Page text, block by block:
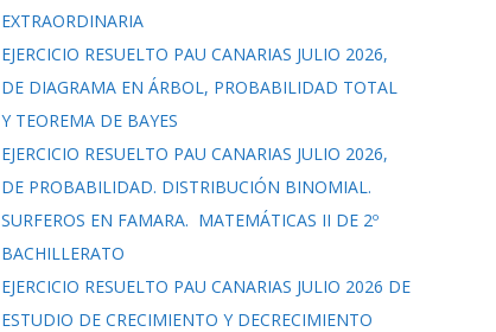
EXTRAORDINARIA
EJERCICIO RESUELTO PAU CANARIAS JULIO 2026,
DE DIAGRAMA EN ÁRBOL, PROBABILIDAD TOTAL
Y TEOREMA DE BAYES
EJERCICIO RESUELTO PAU CANARIAS JULIO 2026,
DE PROBABILIDAD. DISTRIBUCIÓN BINOMIAL.
SURFEROS EN FAMARA. MATEMÁTICAS II DE 2º
BACHILLERATO
EJERCICIO RESUELTO PAU CANARIAS JULIO 2026 DE
ESTUDIO DE CRECIMIENTO Y DECRECIMIENTO